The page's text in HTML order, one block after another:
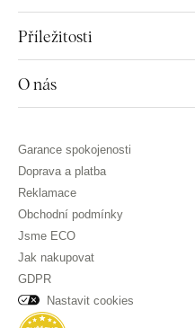
Příležitosti
O nás
Garance spokojenosti
Doprava a platba
Reklamace
Obchodní podmínky
Jsme ECO
Jak nakupovat
GDPR
Nastavit cookies